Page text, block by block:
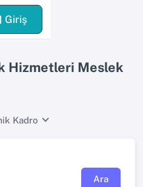
Giriş
Hizmetleri Meslek
Kadro
Ara